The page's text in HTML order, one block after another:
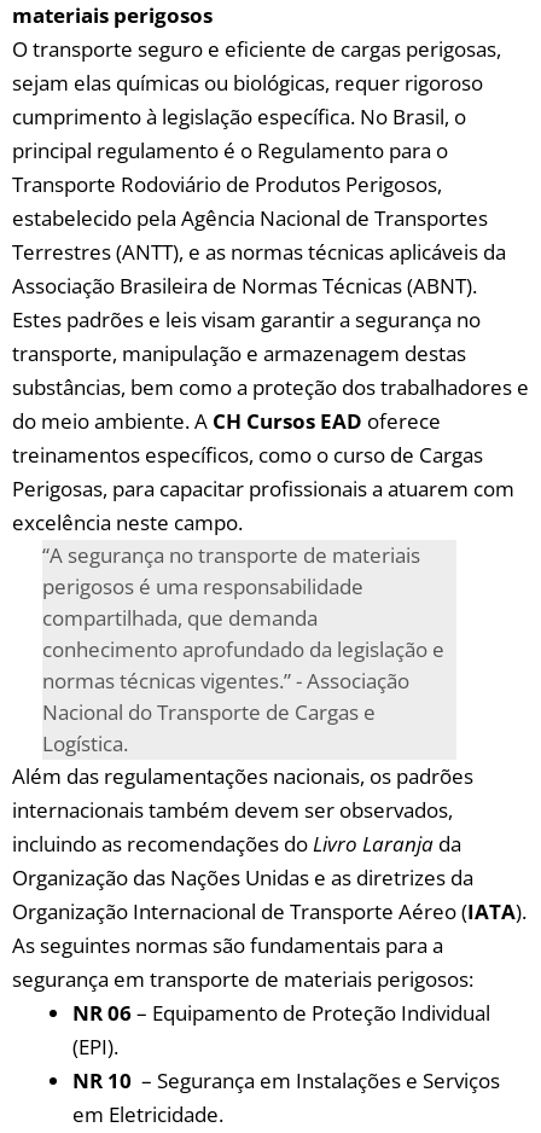
materiais‌ perigosos
O transporte seguro e ‍eficiente de⁢ cargas perigosas,
sejam elas‌ químicas⁤ ou biológicas, requer rigoroso
cumprimento ​à​ legislação específica.‌ No Brasil, o
principal regulamento é o Regulamento para o⁣
Transporte Rodoviário ⁣de Produtos Perigosos,​
estabelecido pela Agência Nacional de Transportes
Terrestres (ANTT),⁢ e as ⁢normas⁤ técnicas aplicáveis da
⁣Associação‌ Brasileira ‌de Normas Técnicas⁣ (ABNT).
Estes padrões e⁣ leis visam‌ garantir‌ a segurança no
transporte, manipulação e ⁢armazenagem destas
⁤substâncias, bem como a⁤ proteção ⁢dos trabalhadores e⁤
do meio ambiente. ​A CH Cursos EAD oferece​
treinamentos específicos, como o‌ curso ‍de Cargas
Perigosas, para⁢ capacitar profissionais a atuarem com
excelência neste⁣ campo.
“A segurança no transporte de ⁣materiais‍
perigosos‌ é uma responsabilidade
compartilhada,⁤ que demanda
conhecimento aprofundado ‍da legislação e⁤
normas técnicas vigentes.” ⁣- ⁤Associação
Nacional⁢ do‍ Transporte de Cargas e
‌Logística.
Além das regulamentações nacionais, os padrões
internacionais também‍ devem ser observados,
incluindo ⁤as‌ recomendações doLivro Laranja da
Organização das Nações Unidas⁤ e as diretrizes da
Organização Internacional de Transporte Aéreo ⁤(IATA).‍
As seguintes normas são fundamentais para a⁣
segurança ‌em transporte de​ materiais perigosos:
NR 06– Equipamento de ⁣Proteção Individual
(EPI).
NR 10 ⁢ – Segurança em⁢ Instalações e Serviços
⁤em ‌Eletricidade.